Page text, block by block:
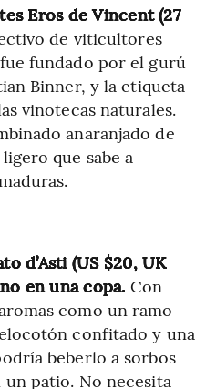
Eros de Vincent (27
de viticultores
fundado por el gurú
Binner, y la etiqueta
vinotecas naturales.
anaranjado de
que sabe a
d’Asti (US $20, UK
en una copa. Con
como un ramo
confitado y una
beberlo a sorbos
patio. No necesita